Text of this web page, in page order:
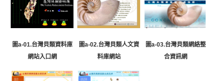
圖a-01.台灣貝類資料庫
網站入口網
圖a-02.台灣貝類人文資
料庫網站
圖a-03.台灣貝類網絡整
合資訊網